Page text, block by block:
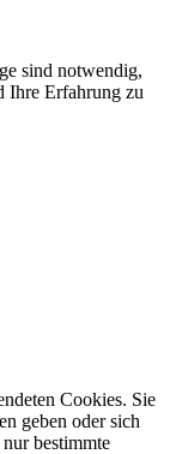
sind notwendig,
Ihre Erfahrung zu
Cookies. Sie
geben oder sich
bestimmte